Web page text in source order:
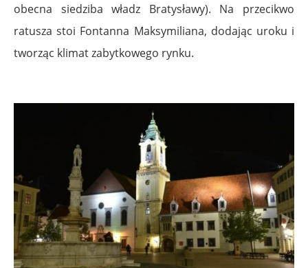
obecna siedziba władz Bratysławy). Na przecikwo
ratusza stoi Fontanna Maksymiliana, dodając uroku i
tworząc klimat zabytkowego rynku.